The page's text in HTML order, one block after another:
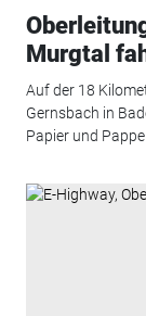
Murgtal
Auf der 18
Gernsbach in
Papier und